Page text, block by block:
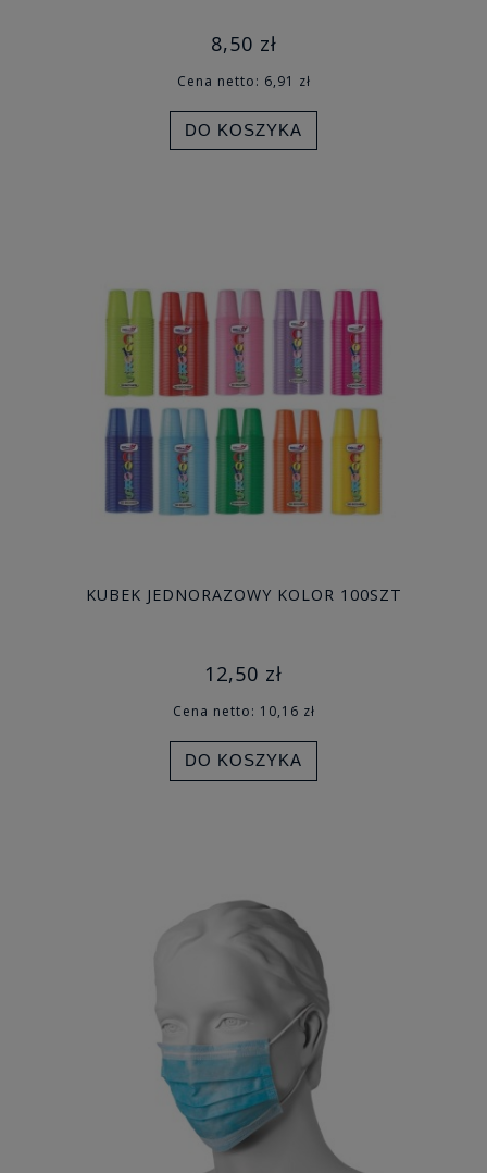
8,50 zł
Cena netto: 6,91 zł
DO KOSZYKA
KUBEK JEDNORAZOWY KOLOR 100SZT
12,50 zł
Cena netto: 10,16 zł
DO KOSZYKA